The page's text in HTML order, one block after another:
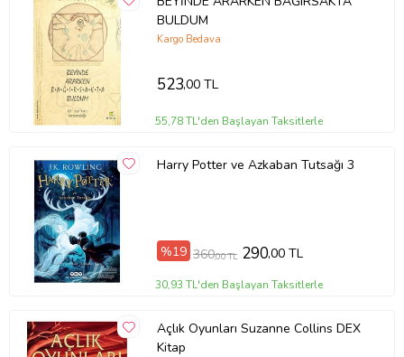
BULDUM
Kargo Bedava
523,00 TL
55,78 TL'den Başlayan Taksitlerle
Harry Potter ve Azkaban Tutsağı 3
%19 360,00 TL 290,00 TL
30,93 TL'den Başlayan Taksitlerle
Açlık Oyunları Suzanne Collins DEX
Kitap